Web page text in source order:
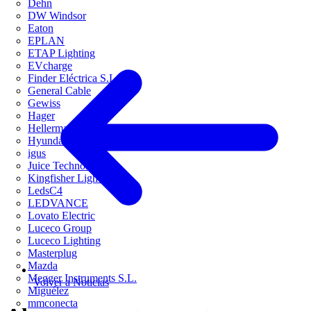
Dehn
DW Windsor
Eaton
EPLAN
ETAP Lighting
EVcharge
Finder Eléctrica S.L.U
General Cable
Gewiss
Hager
HellermannTyton
Hyundai Electric
igus
Juice Technology
Kingfisher Lighting
LedsC4
LEDVANCE
Lovato Electric
Luceco Group
Luceco Lighting
Masterplug
Mazda
Megger Instruments S.L.
Miguélez
mmconecta
Volver a Noticias